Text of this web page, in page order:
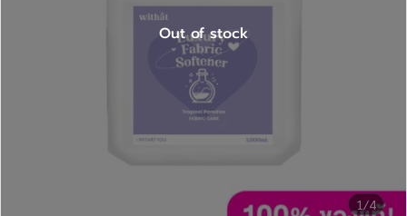
1/4
Out of stock